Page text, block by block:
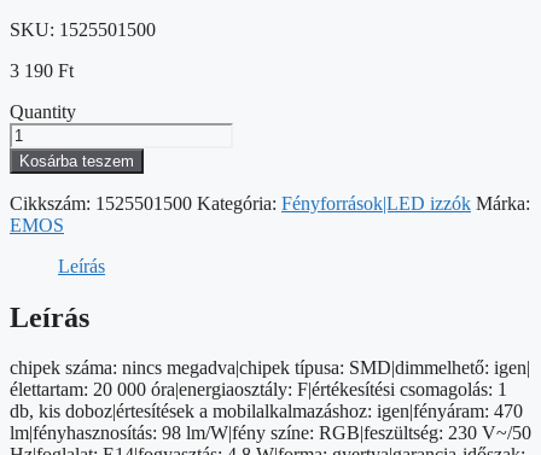
SKU: 1525501500
3 190 Ft
Quantity
LED
izzó
GoSmart
gyertya
/
E14
W
(40
/
470
lm
/
Kosárba teszem
Cikkszám: 1525501500 Kategória: Fényforrások|LED izzók Márka:
EMOS
Leírás
Leírás
chipek száma: nincs megadva|chipek típusa: SMD|dimmelhető: igen|
élettartam: 20 000 óra|energiaosztály: F|értékesítési csomagolás: 1
db, kis doboz|értesítések a mobilalkalmazáshoz: igen|fényáram: 470
lm|fényhasznosítás: 98 lm/W|fény színe: RGB|feszültség: 230 V~/50